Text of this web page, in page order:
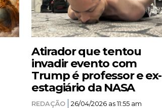
Atirador que tentou
invadir evento com
Trump é professor e ex-
estagiário da NASA
REDAÇÃO 26/04/2026 as 11:55 am